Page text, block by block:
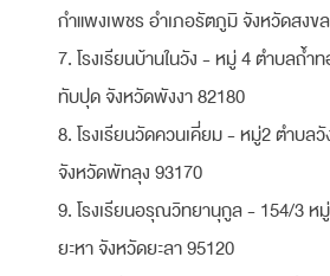
กำแพงเพชร อำเภอรัตภูมิ จังหวัดสงข
7. โรงเรียนบ้านในวัง - หมู่ 4 ตำบลถ้ำ
ทับปุด จังหวัดพังงา 82180
8. โรงเรียนวัดควนเคี่ยม - หมู่2 ตำบล
จังหวัดพัทลุง 93170
9. โรงเรียนอรุณวิทยานุกูล - 154/3 ห
ยะหา จังหวัดยะลา 95120